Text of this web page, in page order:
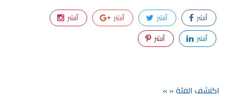
أنشر أنشر أنشر
أنشر
أنشر
أنشر
اكتشف الفئة « »